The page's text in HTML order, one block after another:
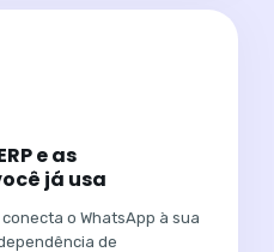
e as
já usa
o WhatsApp à sua
de